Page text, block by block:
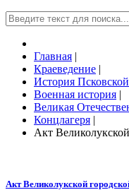
Главная |
Краеведение |
История
Военная история |
Великая
Концлагеря |
Акт
Акт Великолукской